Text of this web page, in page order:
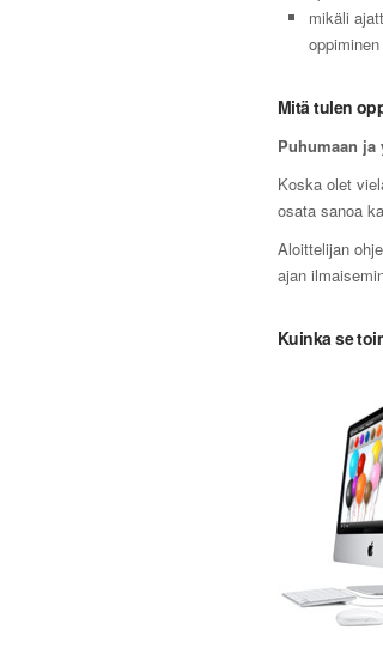
mikäli
Mitä tulen
Puhumaan ja
Koska olet
osata sanoa
Aloittelijan
ajan
Kuinka se